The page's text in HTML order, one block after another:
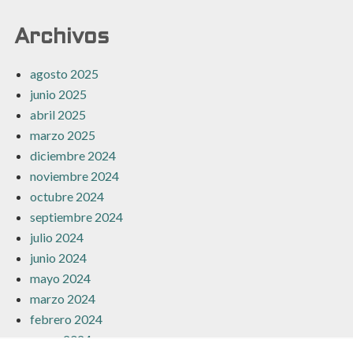
Archivos
agosto 2025
junio 2025
abril 2025
marzo 2025
diciembre 2024
noviembre 2024
octubre 2024
septiembre 2024
julio 2024
junio 2024
mayo 2024
marzo 2024
febrero 2024